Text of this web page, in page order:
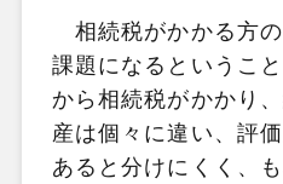
相続税がかかる方
課題になるというこ
から相続税がかかり
産は個々に違い、評
あると分けにくく、